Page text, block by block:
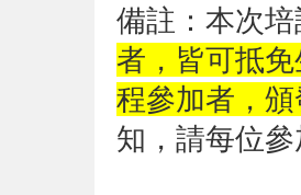
備註：本次
者，皆可抵
程參加者，
知，請每位